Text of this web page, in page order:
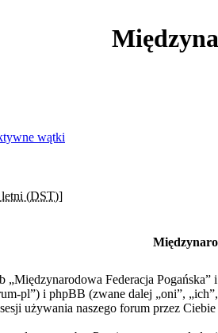
wątki
letni (DST)]
„Międzynarodowa Federacja
pl”) i phpBB (zwane dalej „oni”,
używania naszego forum przez